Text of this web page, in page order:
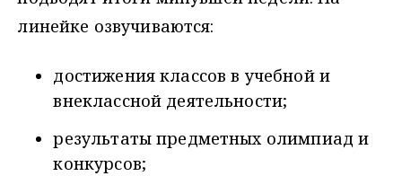
линейке озвучиваются:
достижения классов в учебной и
внеклассной деятельности;
результаты предметных олимпиад и
конкурсов;